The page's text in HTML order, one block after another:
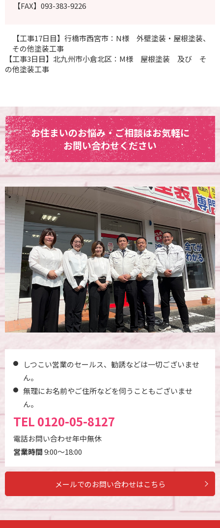
【FAX】093-383-9226
【工事17日目】行橋市西宮市：N様 外壁塗装・屋根塗装、
その他塗装工事
【工事3日目】北九州市小倉北区：M様 屋根塗装 及び そ
の他塗装工事
お住まいのお悩み・ご相談はお気軽に
お問い合わせください
しつこい営業のセールス、勧誘などは一切ございませ
ん。
無理にお名前やご住所などを伺うこともございませ
ん。
TEL 0120-05-8127
電話お問い合わせ年中無休
営業時間9:00～18:00
メールでのお問い合わせはこちら